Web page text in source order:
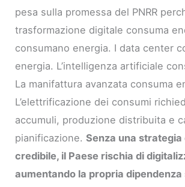
pesa sulla promessa del PNRR
trasformazione digitale consuma
consumano energia. I data center
energia. L’intelligenza artificiale
La manifattura avanzata consuma
L’elettrificazione dei consumi
accumuli, produzione distribuita e
pianificazione.Senza una
credibile, il Paese rischia di
aumentando la propria